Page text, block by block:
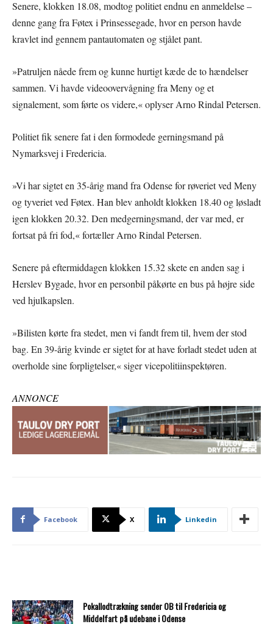
Senere, klokken 18.08, modtog politiet endnu en anmeldelse –
denne gang fra Føtex i Prinsessegade, hvor en person havde
kravlet ind gennem pantautomaten og stjålet pant.
»Patruljen nåede frem og kunne hurtigt kæde de to hændelser
sammen. Vi havde videoovervågning fra Meny og et
signalement, som førte os videre,« oplyser Arno Rindal Petersen.
Politiet fik senere fat i den formodede gerningsmand på
Nymarksvej i Fredericia.
»Vi har sigtet en 35-årig mand fra Odense for røveriet ved Meny
og tyveriet ved Føtex. Han blev anholdt klokken 18.40 og løsladt
igen klokken 20.32. Den medgerningsmand, der var med, er
fortsat på fri fod,« fortæller Arno Rindal Petersen.
Senere på eftermiddagen klokken 15.32 skete en anden sag i
Herslev Bygade, hvor en personbil påkørte en bus på højre side
ved hjulkapslen.
»Bilisten kørte fra stedet, men vi fandt frem til, hvem der stod
bag. En 39-årig kvinde er sigtet for at have forladt stedet uden at
overholde sine forpligtelser,« siger vicepolitiinspektøren.
ANNONCE
Facebook X Linkedin
Pokallodtrækning sender OB til Fredericia og
Middelfart på udebane i Odense